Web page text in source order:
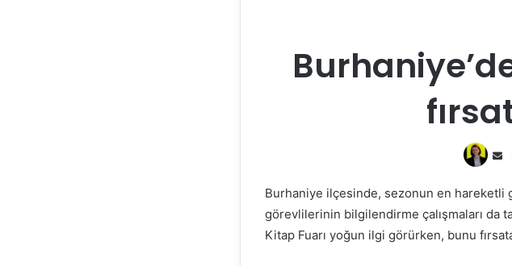
Burhaniye ilçesinde, sezonun en hareketli
görevlilerinin bilgilendirme çalışmaları da
Kitap Fuarı yoğun ilgi görürken, bunu